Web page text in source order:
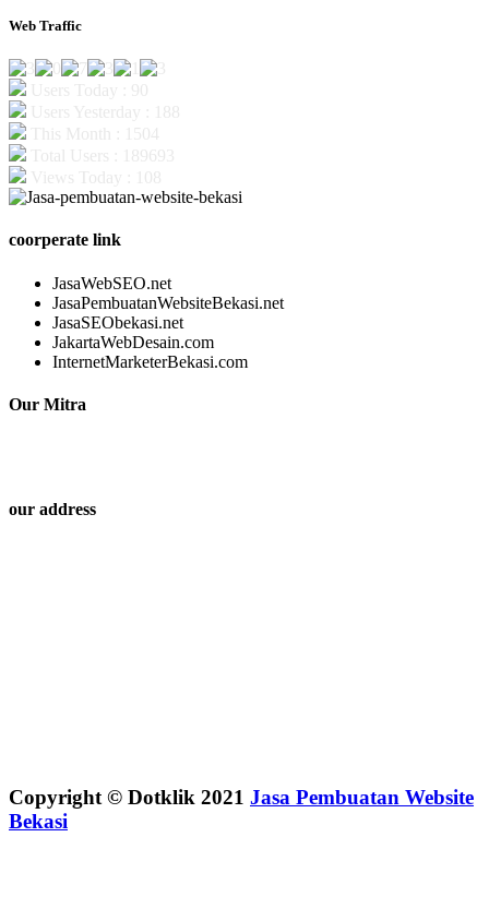
Web Traffic
coorperate link
JasaWebSEO.net
JasaPembuatanWebsiteBekasi.net
JasaSEObekasi.net
JakartaWebDesain.com
InternetMarketerBekasi.com
Our Mitra
our address
Copyright © Dotklik 2021 Jasa Pembuatan Website
Bekasi